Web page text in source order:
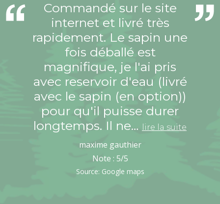
Commandé sur le site
internet et livré très
rapidement. Le sapin une
fois déballé est
magnifique, je l'ai pris
avec reservoir d'eau (livré
avec le sapin (en option))
pour qu'il puisse durer
longtemps. Il ne…
lire la suite
maxime gauthier
Note : 5/5
Source: Google maps